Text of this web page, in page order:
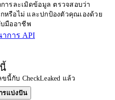
ารละเมิดข้อมูล ตรวจสอบว่า
รือไม่ และปกป้องตัวคุณเองด้วย
บมืออาชีพ
การ API
นี้กับ CheckLeaked แล้ว
รแบ่งปัน